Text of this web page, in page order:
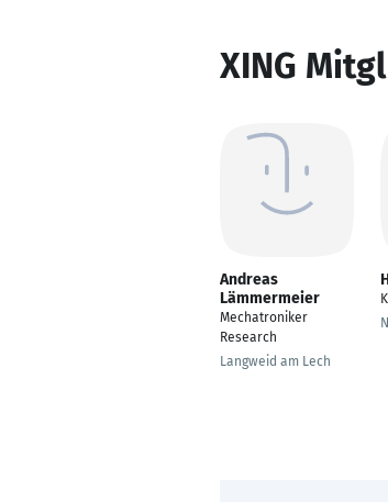
XING
Andreas
Lämmermeier
Mechatroniker
Research
Langweid am Lech